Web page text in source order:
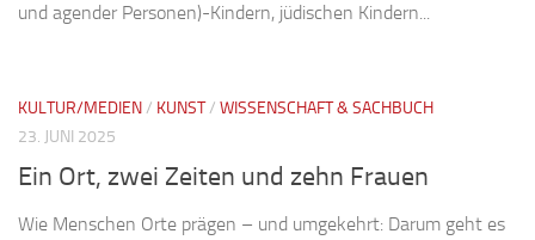
und agender Personen)-Kindern, jüdischen Kindern...
KULTUR/MEDIEN/ KUNST/ WISSENSCHAFT & SACHBUCH
23. JUNI 2025
Ein Ort, zwei Zeiten und zehn Frauen
Wie Menschen Orte prägen – und umgekehrt: Darum geht es